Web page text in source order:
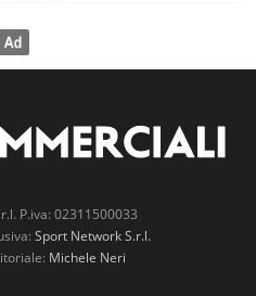
P.iva: 02311500033
Sport Network S.r.l.
Michele Neri